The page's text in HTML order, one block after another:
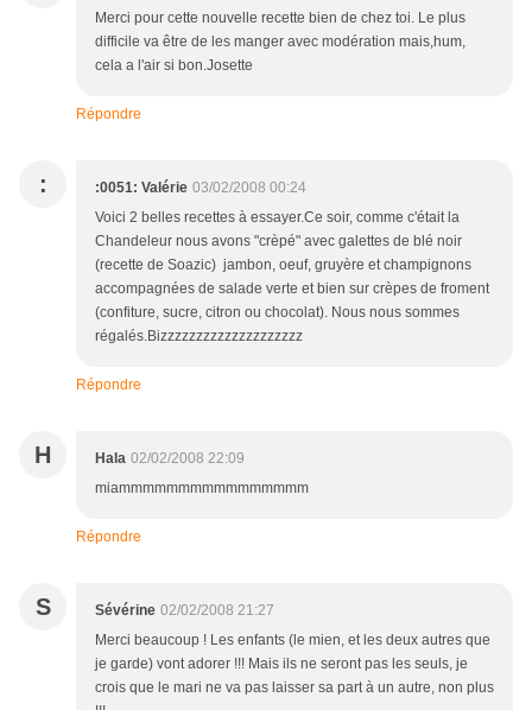
Merci pour cette nouvelle recette bien de chez toi. Le plus
difficile va être de les manger avec modération mais,hum,
cela a l'air si bon.Josette
Répondre
: :0051: Valérie 03/02/2008 00:24
Voici 2 belles recettes à essayer.Ce soir, comme c'était la
Chandeleur nous avons "crèpé" avec galettes de blé noir
(recette de Soazic) jambon, oeuf, gruyère et champignons
accompagnées de salade verte et bien sur crèpes de froment
(confiture, sucre, citron ou chocolat). Nous nous sommes
régalés.Bizzzzzzzzzzzzzzzzzzzz
Répondre
H Hala 02/02/2008 22:09
miammmmmmmmmmmmmmmm
Répondre
S Sévérine 02/02/2008 21:27
Merci beaucoup ! Les enfants (le mien, et les deux autres que
je garde) vont adorer !!! Mais ils ne seront pas les seuls, je
crois que le mari ne va pas laisser sa part à un autre, non plus